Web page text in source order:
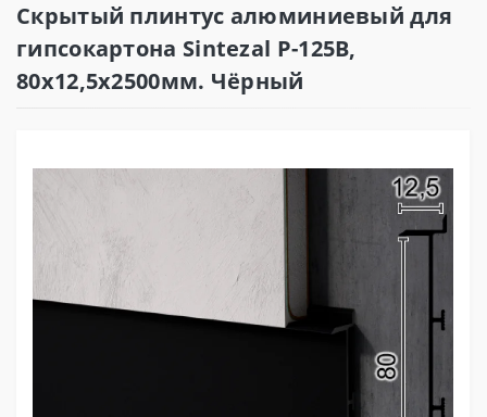
Скрытый плинтус алюминиевый для
гипсокартона Sintezal Р-125B,
80х12,5х2500мм. Чёрный